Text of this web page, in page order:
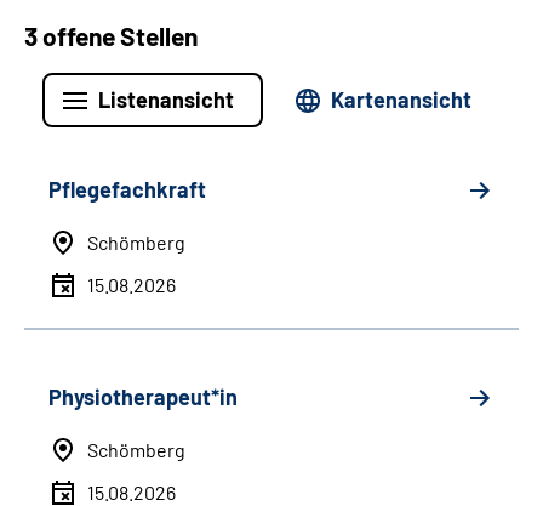
3 offene Stellen
Listenansicht Kartenansicht
Pflegefachkraft
Schömberg
15.08.2026
Physiotherapeut*in
Schömberg
15.08.2026